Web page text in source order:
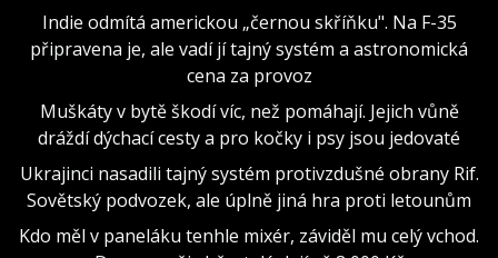
Indie odmítá americkou „černou skříňku". Na F-35
připravena je, ale vadí jí tajný systém a astronomická
cena za provoz
Muškáty v bytě škodí víc, než pomáhají. Jejich vůně
dráždí dýchací cesty a pro kočky i psy jsou jedovaté
Ukrajinci nasadili tajný systém protivzdušné obrany Rif.
Sovětský podvozek, ale úplně jiná hra proti letounům
Kdo měl v paneláku tenhle mixér, záviděl mu celý vchod.